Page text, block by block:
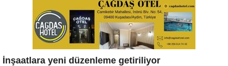
İnşaatlara yeni düzenleme getiriliyor